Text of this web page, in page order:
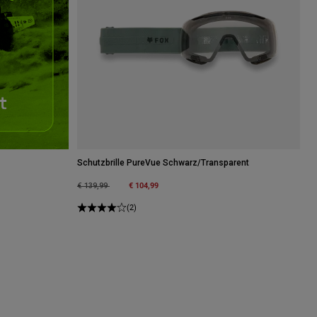
Schutzbrille PureVue Schwarz/Transparent
Price reduced from
€ 139,99to € 104,99
(2)